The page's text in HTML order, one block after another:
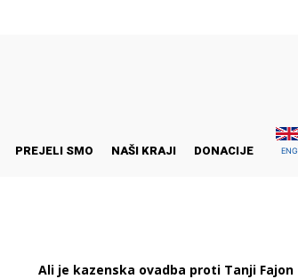
PREJELI SMO NAŠI KRAJI DONACIJE ENG
Ali je kazenska ovadba proti Tanji Fajon